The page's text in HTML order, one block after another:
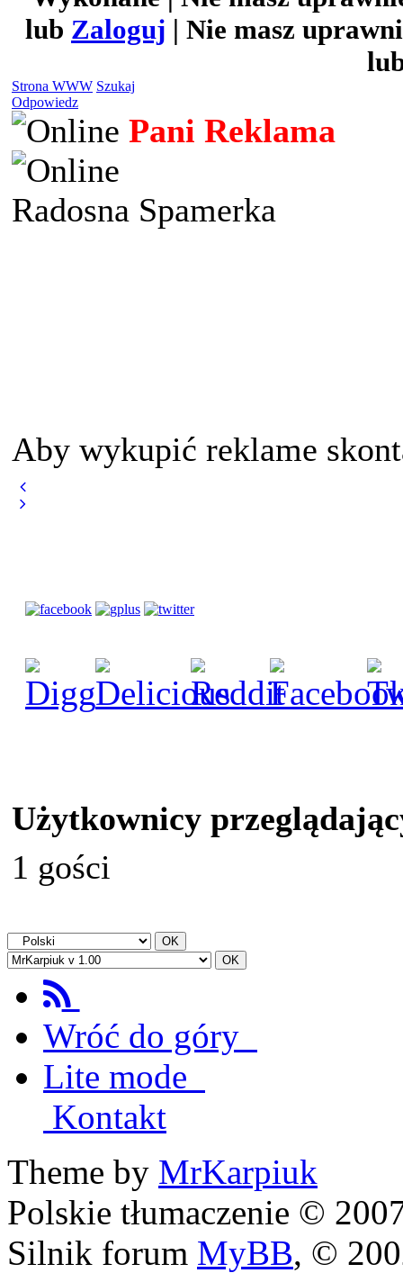
lub Zaloguj | Nie masz
Strona WWW Szukaj
Odpowiedz
Pani Reklama
Radosna Spamerka
Aby wykupić reklame
Użytkownicy
1 gości
Wróć do góry
Lite mode
Kontakt
Theme by MrKarpiuk
Polskie tłumaczenie ©
Silnik forum MyBB, ©